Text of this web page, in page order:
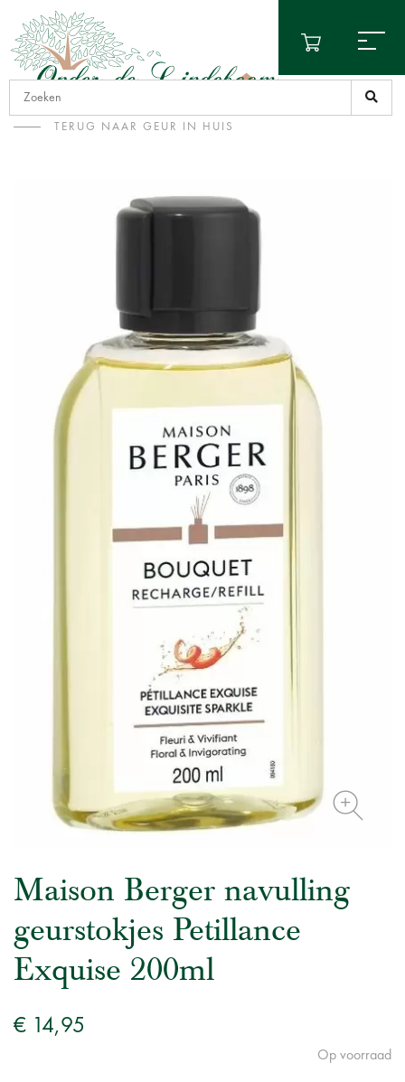
TERUG NAAR GEUR IN HUIS
Maison Berger navulling
geurstokjes Petillance
Exquise 200ml
€ 14,95
Op voorraad